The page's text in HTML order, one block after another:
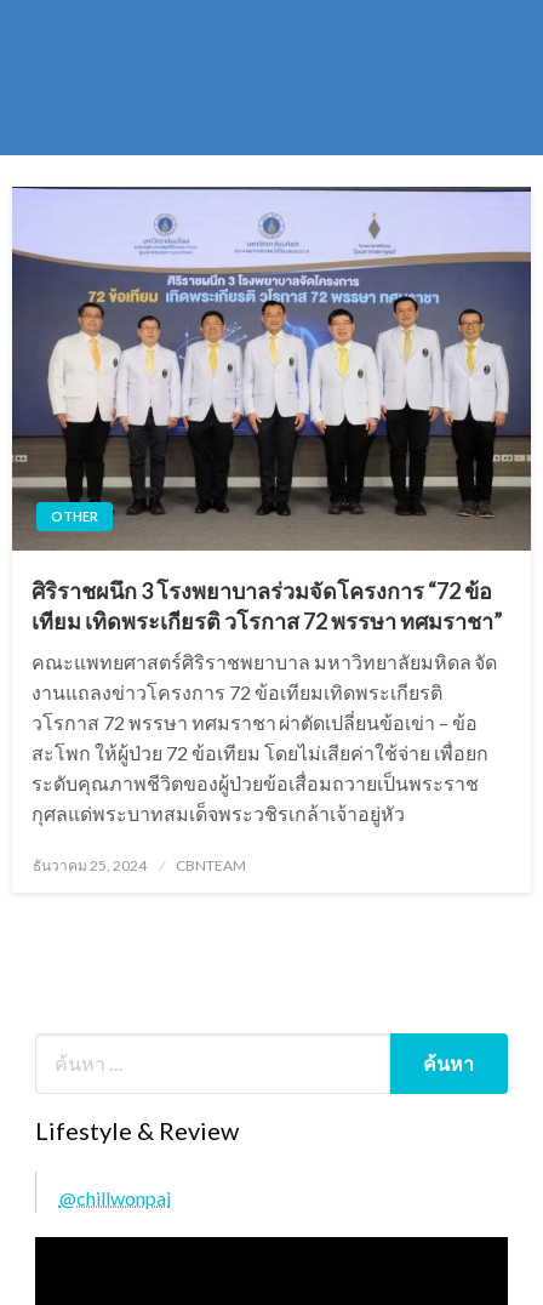
OTHER
ศิริราชผนึก 3 โรงพยาบาลร่วมจัดโครงการ “72 ข้อ
เทียม เทิดพระเกียรติ วโรกาส 72 พรรษา ทศมราชา”
คณะแพทยศาสตร์ศิริราชพยาบาล มหาวิทยาลัยมหิดล จัด
งานแถลงข่าวโครงการ 72 ข้อเทียมเทิดพระเกียรติ
วโรกาส 72 พรรษา ทศมราชา ผ่าตัดเปลี่ยนข้อเข่า – ข้อ
สะโพก ให้ผู้ป่วย 72 ข้อเทียม โดยไม่เสียค่าใช้จ่าย เพื่อยก
ระดับคุณภาพชีวิตของผู้ป่วยข้อเสื่อมถวายเป็นพระราช
กุศลแด่พระบาทสมเด็จพระวชิรเกล้าเจ้าอยู่หัว
Posted
ธันวาคม 25, 2024 CBNTEAM
Lifestyle & Review
@chillwonpai